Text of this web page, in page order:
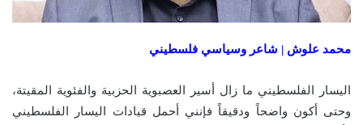
محمد علوش | شاعر وسياسي فلسطيني
اليسار الفلسطيني ما زال أسير العصبوية الحزبية والفئوية المقيتة،
وحتى أكون واضحاً ودقيقاً فإنني أحمل قيادات اليسار الفلسطيني